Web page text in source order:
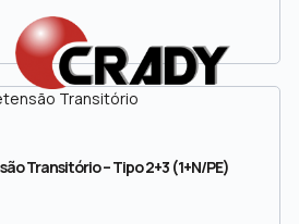
Transitório – Tipo 2+3 (1+N/PE)